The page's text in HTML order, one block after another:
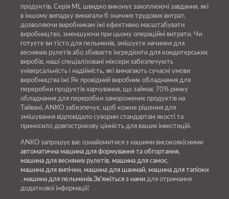
продуктів. Серія ML швидко виконує захоплюючі завдання, які
в іншому випадку вимагали б значних трудових витрат,
дозволяючи виробникам їжі ефективно масштабувати
виробництво, зменшуючи при цьому операційні витрати. Чи
готуєте ви тісто для пельменів, змішуєте начинки для
весняних рулетів або збиваєте інгредієнти для кондитерських
виробів, наші спеціалізовані міксери забезпечують
універсальність і надійність, які вимагають сучасні умови
виробництва їжі Як провідний виробник обладнання для
переробки продуктів харчування, що займає 70% ринку
обладнання для переробки заморожених продуктів на
Тайвані, ANKO забезпечує, щоб кожне рішення для
змішування відповідало суворим стандартам якості та
приносило довгострокову цінність для ваших інвестицій.
ANKO запрошує вас ознайомитися з нашими високоякісними
автоматична машина для формування та обгортання,
машина для весняних рулетів, машина для самос,
машина для випічки, машина для шанмай, машина для тапіоки
, машина для пельменів.Зв'яжіться з нами для отримання
додаткової інформації!